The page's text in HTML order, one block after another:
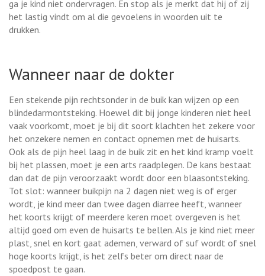
ga je kind niet ondervragen. En stop als je merkt dat hij of zij
het lastig vindt om al die gevoelens in woorden uit te
drukken.
Wanneer naar de dokter
Een stekende pijn rechtsonder in de buik kan wijzen op een
blindedarmontsteking. Hoewel dit bij jonge kinderen niet heel
vaak voorkomt, moet je bij dit soort klachten het zekere voor
het onzekere nemen en contact opnemen met de huisarts.
Ook als de pijn heel laag in de buik zit en het kind kramp voelt
bij het plassen, moet je een arts raadplegen. De kans bestaat
dan dat de pijn veroorzaakt wordt door een blaasontsteking.
Tot slot: wanneer buikpijn na 2 dagen niet weg is of erger
wordt, je kind meer dan twee dagen diarree heeft, wanneer
het koorts krijgt of meerdere keren moet overgeven is het
altijd goed om even de huisarts te bellen. Als je kind niet meer
plast, snel en kort gaat ademen, verward of suf wordt of snel
hoge koorts krijgt, is het zelfs beter om direct naar de
spoedpost te gaan.